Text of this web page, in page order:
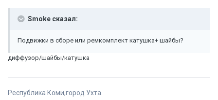
Smoke сказал:
Подвижки в сборе или ремкомплект катушка+ шайбы?
диффузор/шайбы/катушка
Республика Коми,город Ухта.